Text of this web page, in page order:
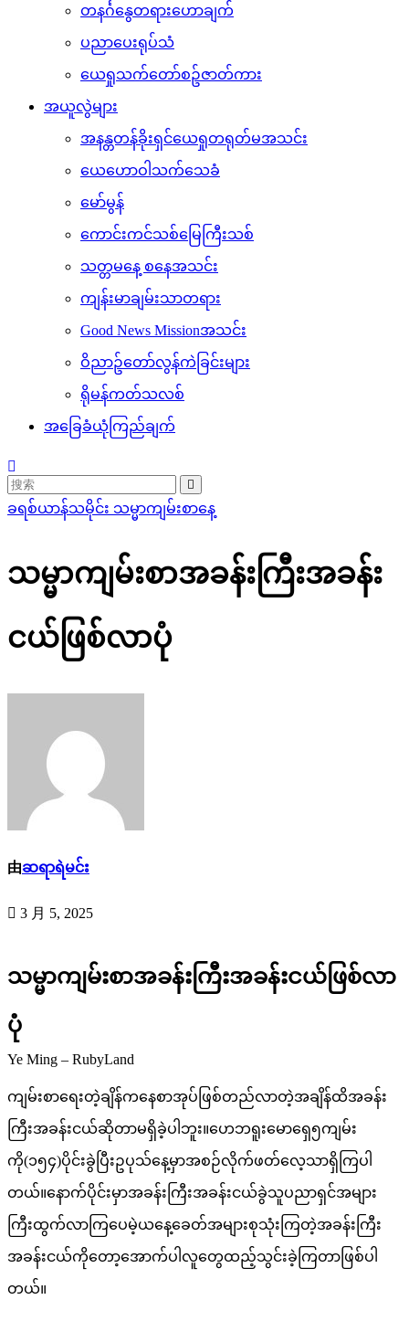
တနင်္ဂနွေတရားဟောချက်
ပညာပေးရုပ်သံ
ယေရှုသက်တော်စဥ်ဇာတ်ကား
အယူလွဲများ
အနန္တတန်ခိုးရှင်ယေရှုတရုတ်မအသင်း
ယေဟောဝါသက်သေခံ
မော်မွန်
ကောင်းကင်သစ်မြေကြီးသစ်
သတ္တမနေ့ စနေအသင်း
ကျန်းမာချမ်းသာတရား
Good News Missionအသင်း
ဝိညာဥ်တော်လွန်ကဲခြင်းများ
ရိုမန်ကတ်သလစ်
အခြေခံယုံကြည်ချက်
ခရစ်ယာန်သမိုင်း သမ္မာကျမ်းစာနေ့
သမ္မာကျမ်းစာအခန်းကြီးအခန်း
ငယ်ဖြစ်လာပုံ
由ဆရာရဲမင်း
3 月 5, 2025
သမ္မာကျမ်းစာအခန်းကြီးအခန်းငယ်ဖြစ်လာ
ပုံ
Ye Ming – RubyLand
ကျမ်းစာရေးတဲ့ချိန်ကနေစာအုပ်ဖြစ်တည်လာတဲ့အချိန်ထိအခန်း
ကြီးအခန်းငယ်ဆိုတာမရှိခဲ့ပါဘူး။ဟေဘရူးမောရှေ၅ကျမ်း
ကို(၁၅၄)ပိုင်းခွဲပြီးဥပုသ်နေ့မှာအစဉ်လိုက်ဖတ်လေ့သာရှိကြပါ
တယ်။နောက်ပိုင်းမှာအခန်းကြီးအခန်းငယ်ခွဲသူပညာရှင်အများ
ကြီးထွက်လာကြပေမဲ့ယနေ့ခေတ်အများစုသုံးကြတဲ့အခန်းကြီး
အခန်းငယ်ကိုတော့အောက်ပါလူတွေထည့်သွင်းခဲ့ကြတာဖြစ်ပါ
တယ်။